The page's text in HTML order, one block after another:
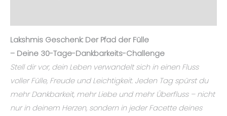
Lakshmis Geschenk: Der Pfad der Fülle
– Deine 30-Tage-Dankbarkeits-Challenge
Stell dir vor, dein Leben verwandelt sich in einen Fluss
voller Fülle, Freude und Leichtigkeit. Jeden Tag spürst du
mehr Dankbarkeit, mehr Liebe und mehr Überfluss – nicht
nur in deinem Herzen, sondern in jeder Facette deines